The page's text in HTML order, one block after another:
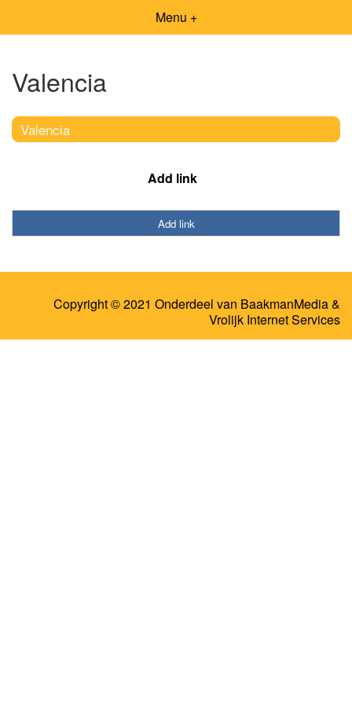
Menu +
Valencia
Valencia
Add link
Add link
Copyright © 2021 Onderdeel van BaakmanMedia&
Vrolijk Internet Services